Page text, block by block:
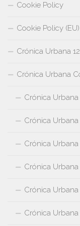
Cookie Policy
Cookie Policy (EU)
Crónica Urbana
Crónica Urbana
Crónica Urbana
Crónica Urbana
Crónica Urbana
Crónica Urbana
Crónica Urbana
Crónica Urbana